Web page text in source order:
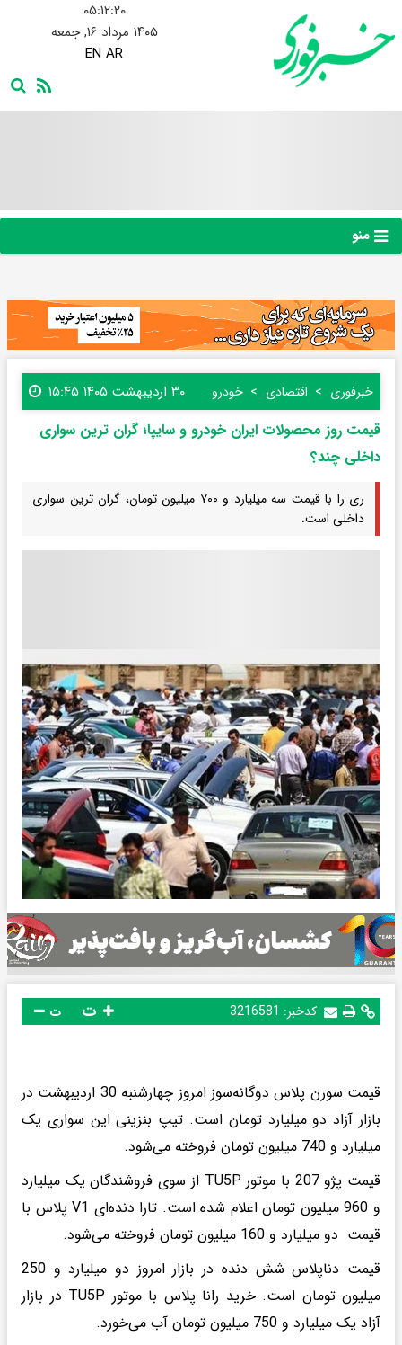
۰۵:۱۲:۲۱
۱۴۰۵ مرداد ۱۶, جمعه
EN AR
منو
خبرفوری اقتصادی خودرو ۳۰ اردیبهشت ۱۴۰۵ ۱۵:۴۵
قیمت روز محصولات ایران خودرو و سایپا؛ گران ترین سواری
داخلی چند؟
ری را با قیمت سه میلیارد و ۷۰۰ میلیون تومان، گران ترین سواری
داخلی است.
کدخبر: 3216581 ت
قیمت سورن پلاس دوگانه‌سوز امروز چهارشنبه 30 اردیبهشت در
بازار آزاد دو میلیارد تومان است. تیپ بنزینی این سواری یک
میلیارد و 740 میلیون تومان فروخته می‌شود.
قیمت پژو 207 با موتور TU5P از سوی فروشندگان یک میلیارد
و 960 میلیون تومان اعلام شده است. تارا دنده‌ای V1 پلاس با
قیمت دو میلیارد و 160 میلیون تومان فروخته می‌شود.
قیمت دناپلاس شش دنده در بازار امروز دو میلیارد و 250
میلیون تومان است. خرید رانا پلاس با موتور TU5P در بازار
آزاد یک میلیارد و 750 میلیون تومان آب می‌خورد.